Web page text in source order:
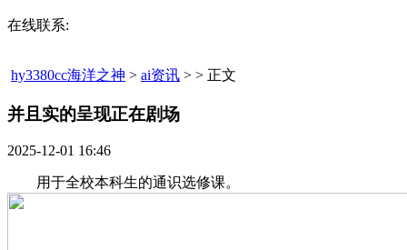
在线联系:
hy3380cc海洋之神 > ai资讯 > > 正文
并且实的呈现正在剧场​
2025-12-01 16:46
用于全校本科生的通识选修课。